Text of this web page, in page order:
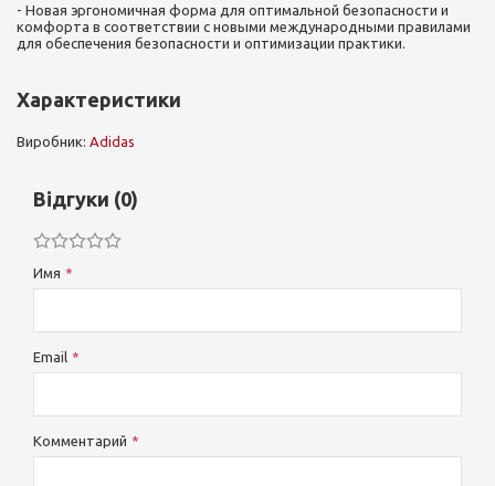
- Новая эргономичная форма для оптимальной безопасности и
комфорта в соответствии с новыми международными правилами
для обеспечения безопасности и оптимизации практики.
Характеристики
Виробник: Adidas
Відгуки (0)
Имя
Email
Комментарий